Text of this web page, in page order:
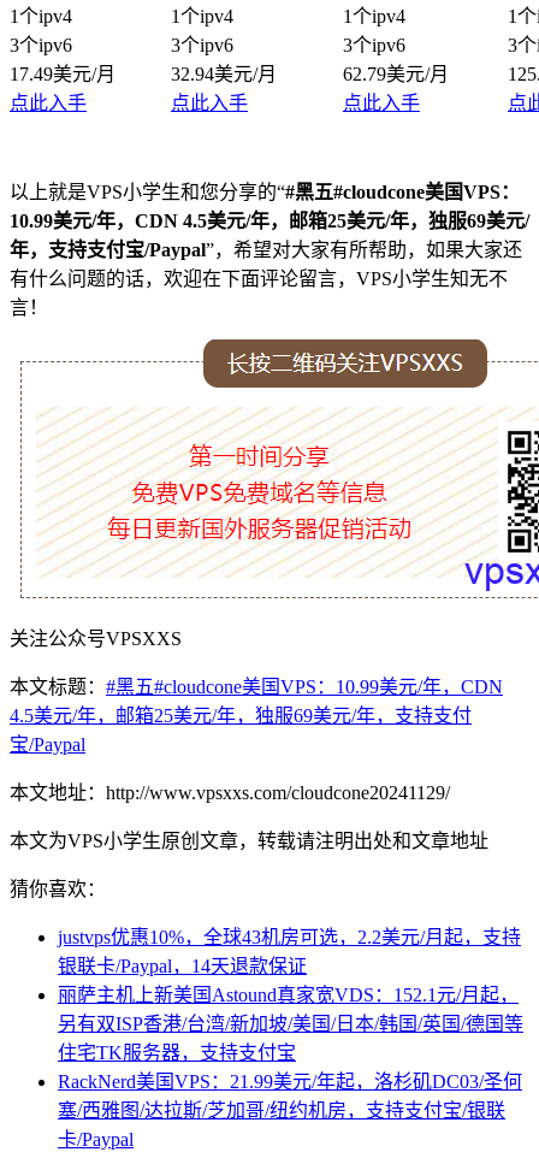
1个ipv4
1个ipv4 1个ipv4
1
3个ipv6
3个ipv6 3个ipv6
3
17.49美元/月
32.94美元/月 62.79美元/月
点此入手
点此入手 点此入手 点
以上就是VPS小学生和您分享的“#黑五#cloudcone美国VPS：
10.99美元/年，CDN 4.5美元/年，邮箱25美元/年，独服69美元/
年，支持支付宝/Paypal”，希望对大家有所帮助，如果大家还
有什么问题的话，欢迎在下面评论留言，VPS小学生知无不
言！
关注公众号VPSXXS
本文标题： #黑五#cloudcone美国VPS：10.99美元/年，CDN
4.5美元/年，邮箱25美元/年，独服69美元/年，支持支付
宝/Paypal
本文地址：http://www.vpsxxs.com/cloudcone20241129/
本文为VPS小学生原创文章，转载请注明出处和文章地址
猜你喜欢：
justvps优惠10%，全球43机房可选，2.2美元/月起，支持
银联卡/Paypal，14天退款保证
丽萨主机上新美国Astound真家宽VDS：152.1元/月起，
另有双ISP香港/台湾/新加坡/美国/日本/韩国/英国/德国等
住宅TK服务器，支持支付宝
RackNerd美国VPS：21.99美元/年起，洛杉矶DC03/圣何
塞/西雅图/达拉斯/芝加哥/纽约机房，支持支付宝/银联
卡/Paypal